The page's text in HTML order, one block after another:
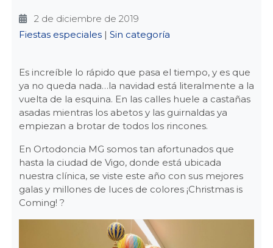
2 de diciembre de 2019
Categories
Fiestas especiales| Sin categoría
Es increíble lo rápido que pasa el tiempo, y es que
ya no queda nada…la navidad está literalmente a la
vuelta de la esquina. En las calles huele a castañas
asadas mientras los abetos y las guirnaldas ya
empiezan a brotar de todos los rincones.
En Ortodoncia MG somos tan afortunados que
hasta la ciudad de Vigo, donde está ubicada
nuestra clínica, se viste este año con sus mejores
galas y millones de luces de colores ¡Christmas is
Coming! ?